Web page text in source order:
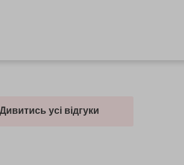
Дивитись усі відгуки